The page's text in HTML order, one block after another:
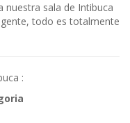
nuestra sala de Intibuca
todo es totalmente
: